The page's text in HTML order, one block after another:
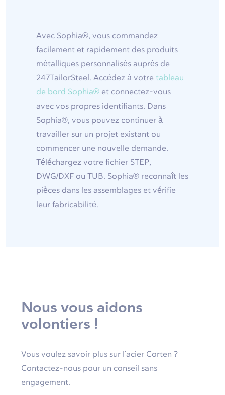
Avec Sophia®, vous commandez
facilement et rapidement des produits
métalliques personnalisés auprès de
247TailorSteel. Accédez à votre tableau
de bord Sophia® et connectez-vous
avec vos propres identifiants. Dans
Sophia®, vous pouvez continuer à
travailler sur un projet existant ou
commencer une nouvelle demande.
Téléchargez votre fichier STEP,
DWG/DXF ou TUB. Sophia® reconnaît les
pièces dans les assemblages et vérifie
leur fabricabilité.
Nous vous aidons
volontiers !
Vous voulez savoir plus sur l'acier Corten ?
Contactez-nous pour un conseil sans
engagement.